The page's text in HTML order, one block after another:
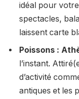
idéal pour
spectacles,
laissent carte
Poissons :
l’instant.
d’activité
antiques et les